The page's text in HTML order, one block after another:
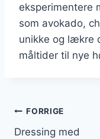
eksperimentere
som avokado,
unikke og lækre
måltider til nye
FORRIGE
Dressing med